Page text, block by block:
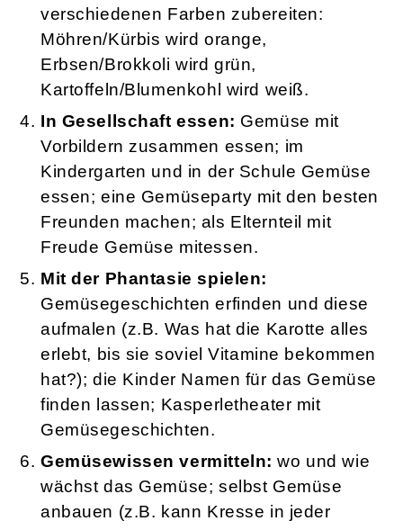
verschiedenen Farben zubereiten:
Möhren/Kürbis wird orange,
Erbsen/Brokkoli wird grün,
Kartoffeln/Blumenkohl wird weiß.
In Gesellschaft essen: Gemüse mit
Vorbildern zusammen essen; im
Kindergarten und in der Schule Gemüse
essen; eine Gemüseparty mit den besten
Freunden machen; als Elternteil mit
Freude Gemüse mitessen.
Mit der Phantasie spielen:
Gemüsegeschichten erfinden und diese
aufmalen (z.B. Was hat die Karotte alles
erlebt, bis sie soviel Vitamine bekommen
hat?); die Kinder Namen für das Gemüse
finden lassen; Kasperletheater mit
Gemüsegeschichten.
Gemüsewissen vermitteln: wo und wie
wächst das Gemüse; selbst Gemüse
anbauen (z.B. kann Kresse in jeder